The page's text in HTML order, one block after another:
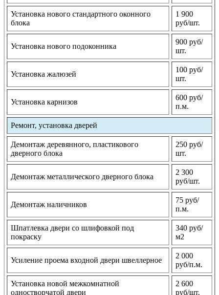
Установка нового стандартного оконного
блока
1 900
руб/шт.
Установка нового подоконника
900 руб/
шт.
Установка жалюзей
100 руб/
шт.
Установка карнизов
600 руб/
п.м.
Ремонт, установка дверей
Демонтаж деревянного, пластикового
дверного блока
250 руб/
шт.
Демонтаж металлического дверного блока
2 300
руб/шт.
Демонтаж наличников
75 руб/
п.м.
Шпатлевка двери со шлифовкой под
покраску
340 руб/
м2
Усиление проема входной двери швеллерное
2 000
руб/п.м.
Установка новой межкомнатной
одностворчатой двери
2 600
руб/шт.